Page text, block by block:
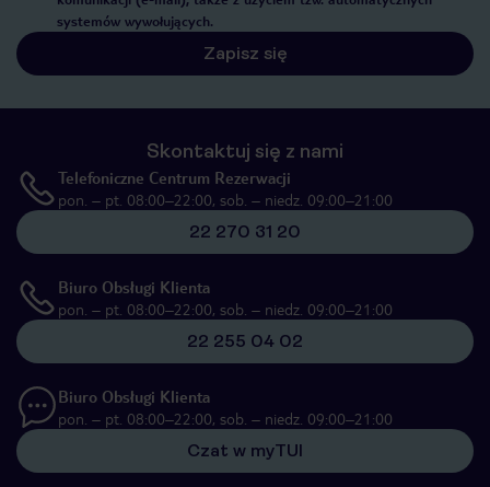
systemów wywołujących.
Zapisz się
Skontaktuj się z nami
Telefoniczne Centrum Rezerwacji
pon. – pt. 08:00–22:00, sob. – niedz. 09:00–21:00
22 270 31 20
Biuro Obsługi Klienta
pon. – pt. 08:00–22:00, sob. – niedz. 09:00–21:00
22 255 04 02
Biuro Obsługi Klienta
pon. – pt. 08:00–22:00, sob. – niedz. 09:00–21:00
Czat w myTUI